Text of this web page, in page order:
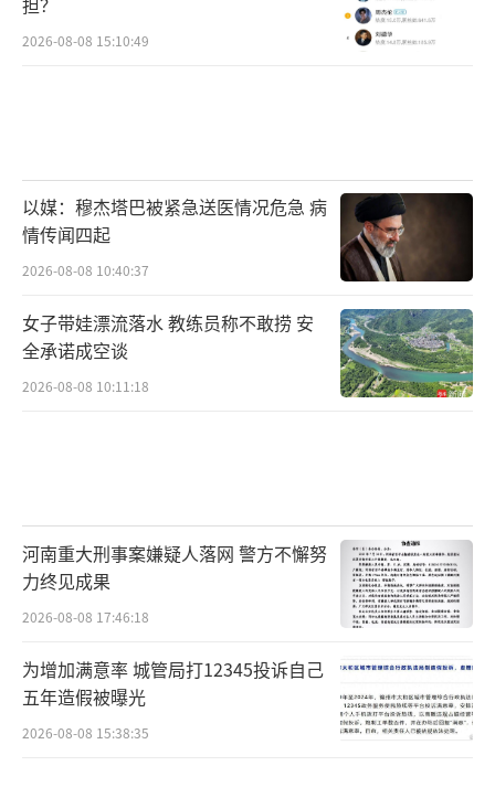
张兮兮。那种沉浸感和投入感，至今想来都很
力，自然也更吸引人。《歌手》爆火是一种必
然。
网络越热闹，看得人越着急。在两位外籍
歌手面前，国内歌手的表现稍显逊色，有人调
侃，怕最后一期只剩那英一个中国人了。因为
排名第一、二名的她们自信从容，是享受音
这不由得让人产生一种危机感。虽然节目
只播了一期，但也让大众看到当下华语乐坛的
水平，以及和欧美歌手的差距。这个差距，也
激起了网友的“斗志”。有歌手自荐希望能有
机会参战，更多人则在网上四处摇人踢馆。足
见，破防的不只网友，还有歌手。
2026-08-08 15:10:49
以媒：穆杰塔巴被紧急送医情况危急 病
情传闻四起
2026-08-08 10:40:37
女子带娃漂流落水 教练员称不敢捞 安
全承诺成空谈
2026-08-08 10:11:18
河南重大刑事案嫌疑人落网 警方不懈努
力终见成果
2026-08-08 17:46:18
为增加满意率 城管局打12345投诉自己
五年造假被曝光
2026-08-08 15:38:35